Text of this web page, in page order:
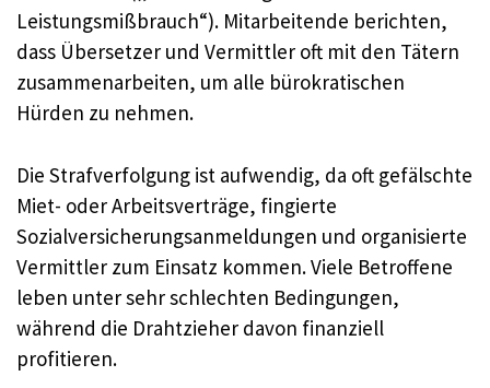
Leistungsmißbrauch“). Mitarbeitende berichten,
dass Übersetzer und Vermittler oft mit den Tätern
zusammenarbeiten, um alle bürokratischen
Hürden zu nehmen.
Die Strafverfolgung ist aufwendig, da oft gefälschte
Miet- oder Arbeitsverträge, fingierte
Sozialversicherungsanmeldungen und organisierte
Vermittler zum Einsatz kommen. Viele Betroffene
leben unter sehr schlechten Bedingungen,
während die Drahtzieher davon finanziell
profitieren.